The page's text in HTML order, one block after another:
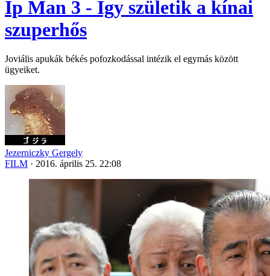
Ip Man 3 - Így születik a kínai
szuperhős
Joviális apukák békés pofozkodással intézik el egymás között
ügyeiket.
Jezerniczky Gergely
FILM · 2016. április 25. 22:08